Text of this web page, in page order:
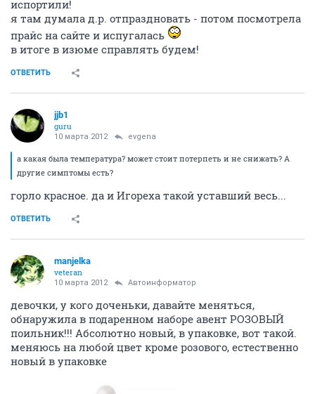
испортили!
я там думала д.р. отпраздновать - потом посмотрела
прайс на сайте и испугалась
в итоге в изюме справлять будем!
ОТВЕТИТЬ
jjb1
guru
10 марта 2012 evgena
а какая была температура? может стоит потерпеть и не снижать? А
другие симптомы есть?
горло красное. да и Игореха такой уставший весь...
ОТВЕТИТЬ
manjelka
veteran
10 марта 2012 Автоинформатор
девочки, у кого доченьки, давайте меняться,
обнаружила в подаренном наборе авент РОЗОВЫЙ
поильник!!! Абсолютно новый, в упаковке, вот такой.
меняюсь на любой цвет кроме розового, естественно
новый в упаковке